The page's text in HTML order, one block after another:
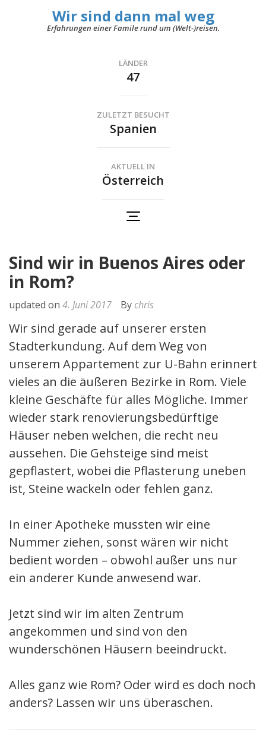
Wir sind dann mal weg
Erfahrungen einer Famile rund um (Welt-)reisen.
LÄNDER
47
ZULETZT BESUCHT
Spanien
AKTUELL IN
Österreich
Sind wir in Buenos Aires oder
in Rom?
updated on 4. Juni 2017 By chris
Wir sind gerade auf unserer ersten
Stadterkundung. Auf dem Weg von
unserem Appartement zur U-Bahn erinnert
vieles an die äußeren Bezirke in Rom. Viele
kleine Geschäfte für alles Mögliche. Immer
wieder stark renovierungsbedürftige
Häuser neben welchen, die recht neu
aussehen. Die Gehsteige sind meist
gepflastert, wobei die Pflasterung uneben
ist, Steine wackeln oder fehlen ganz.
In einer Apotheke mussten wir eine
Nummer ziehen, sonst wären wir nicht
bedient worden – obwohl außer uns nur
ein anderer Kunde anwesend war.
Jetzt sind wir im alten Zentrum
angekommen und sind von den
wunderschönen Häusern beeindruckt.
Alles ganz wie Rom? Oder wird es doch noch
anders? Lassen wir uns überaschen.